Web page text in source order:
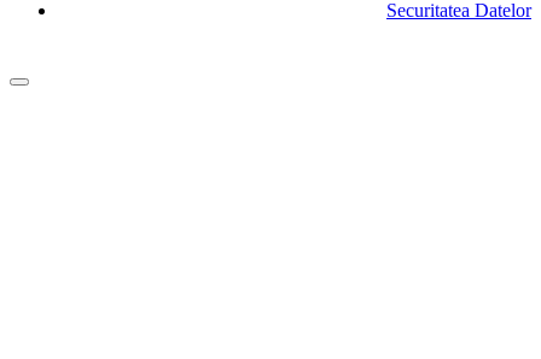
Securitatea Datelor